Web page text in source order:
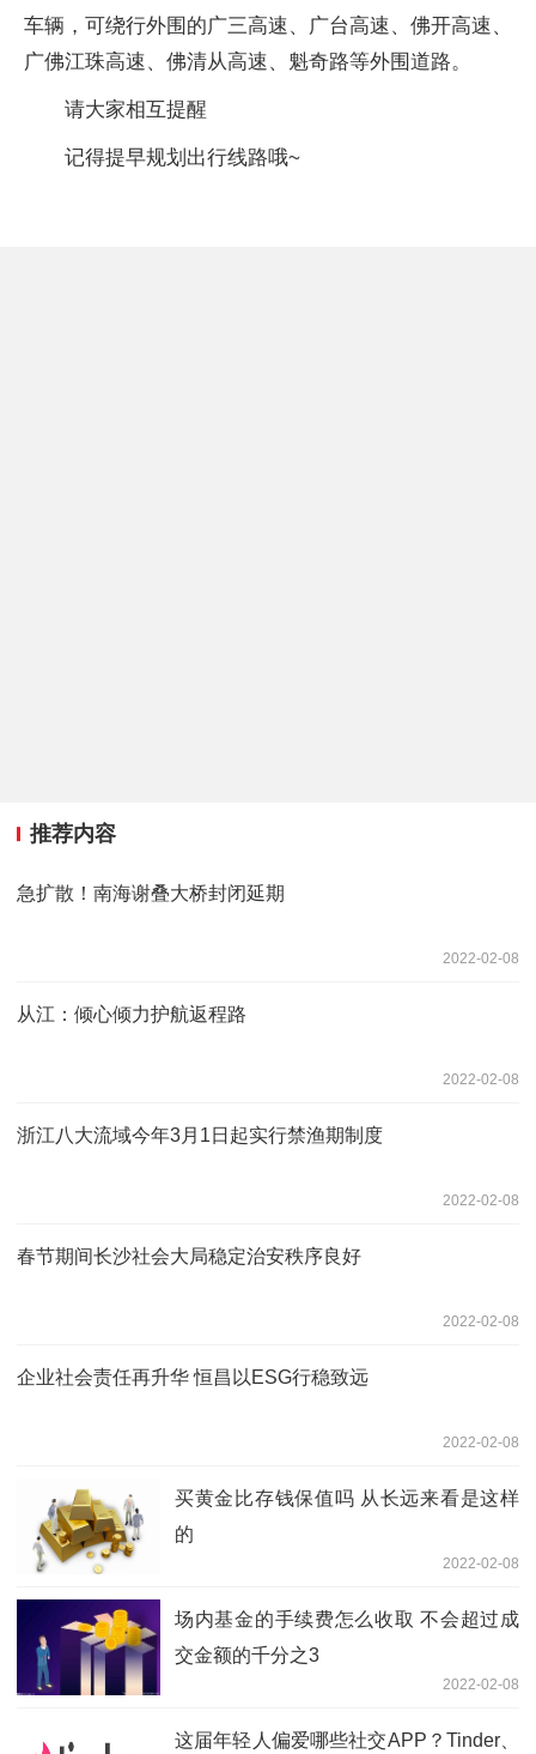
车辆，可绕行外围的广三高速、广台高速、佛开高速、
广佛江珠高速、佛清从高速、魁奇路等外围道路。
请大家相互提醒
记得提早规划出行线路哦~
推荐内容
急扩散！南海谢叠大桥封闭延期
2022-02-08
从江：倾心倾力护航返程路
2022-02-08
浙江八大流域今年3月1日起实行禁渔期制度
2022-02-08
春节期间长沙社会大局稳定治安秩序良好
2022-02-08
企业社会责任再升华 恒昌以ESG行稳致远
2022-02-08
买黄金比存钱保值吗 从长远来看是这样
的
2022-02-08
场内基金的手续费怎么收取 不会超过成
交金额的千分之3
2022-02-08
这届年轻人偏爱哪些社交APP？Tinder、